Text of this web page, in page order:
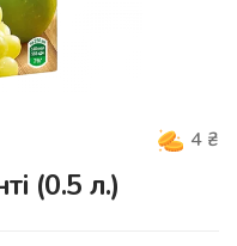
4 ₴
(0.5 л.)